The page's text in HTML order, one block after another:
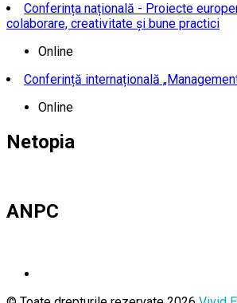
Conferința națională - Proiecte
colaborare, creativitate și bune practici
Online
Conferință internațională
Online
Netopia
ANPC